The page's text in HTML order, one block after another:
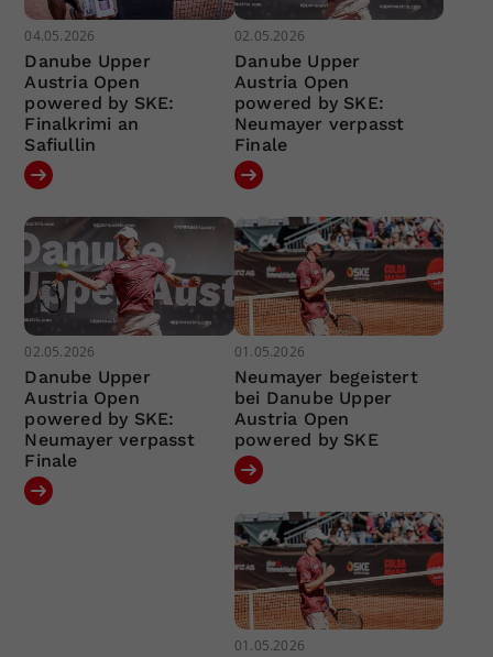
04.05.2026
Danube Upper
Austria Open
powered by SKE:
Finalkrimi an
Safiullin
02.05.2026
Danube Upper
Austria Open
powered by SKE:
Neumayer verpasst
Finale
02.05.2026
Danube Upper
Austria Open
powered by SKE:
Neumayer verpasst
Finale
01.05.2026
Neumayer begeistert
bei Danube Upper
Austria Open
powered by SKE
01.05.2026